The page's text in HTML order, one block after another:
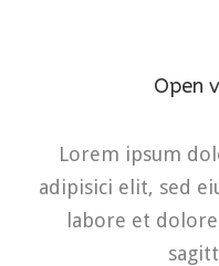
Open
Lorem ipsum
adipisici elit, sed
labore et